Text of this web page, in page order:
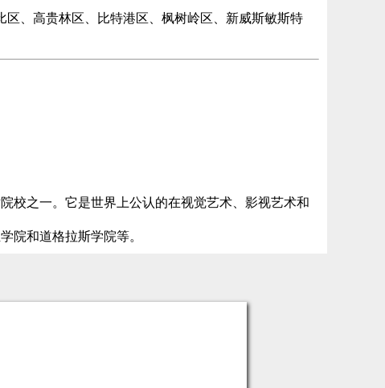
、高贵林区、比特港区、枫树岭区、新威斯敏斯特
校之一。它是世界上公认的在视觉艺术、影视艺术和
院和道格拉斯学院等。